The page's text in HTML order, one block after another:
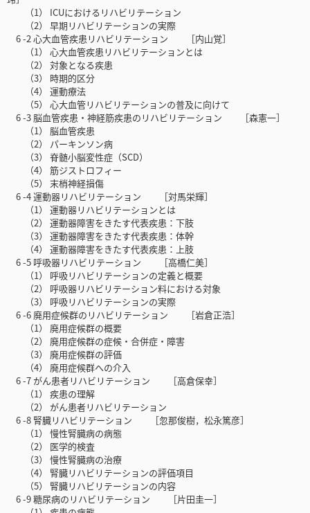
（1） ICUにおけるリハビリテーション
（2） 早期リハビリテーションの実際
6 -2 心大血管疾患リハビリテーション ［内山覚］
（1） 心大血管疾患リハビリテーションとは
（2） 対象となる疾患
（3） 時期的区分
（4） 運動療法
（5） 心大血管リハビリテーションの普及に向けて
6 -3 脳血管疾患・神経筋疾患のリハビリテーション ［森憲一］
（1） 脳血管疾患
（2） パーキンソン病
（3） 脊髄小脳変性症（SCD）
（4） 筋ジストロフィー
（5） 末梢神経損傷
6 -4 運動器リハビリテーション ［対馬栄輝］
（1） 運動器リハビリテーションとは
（2） 運動器障害をきたす代表疾患：下肢
（3） 運動器障害をきたす代表疾患：体幹
（4） 運動器障害をきたす代表疾患：上肢
6 -5 呼吸器リハビリテーション ［高橋仁美］
（1） 呼吸リハビリテーションの定義と概要
（2） 呼吸器リハビリテーション料における対象
（3） 呼吸リハビリテーションの実際
6 -6 廃用症候群のリハビリテーション ［岩倉正浩］
（1） 廃用症候群の概要
（2） 廃用症候群の症候・合併症・障害
（3） 廃用症候群の評価
（4） 廃用症候群への介入
6 -7 がん患者リハビリテーション ［高倉保幸］
（1） 疾患の理解
（2） がん患者リハビリテーション
6 -8 腎臓リハビリテーション ［忽那俊樹，松永篤彦］
（1） 慢性腎臓病の病態
（2） 医学的検査
（3） 慢性腎臓病の治療
（4） 腎臓リハビリテーションの評価項目
（5） 腎臓リハビリテーションの内容
6 -9 糖尿病のリハビリテーション ［片田圭一］